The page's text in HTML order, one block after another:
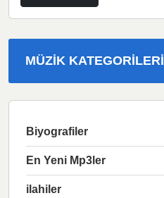
MÜZIK KATEGORILERI
Biyografiler
En Yeni Mp3ler
ilahiler